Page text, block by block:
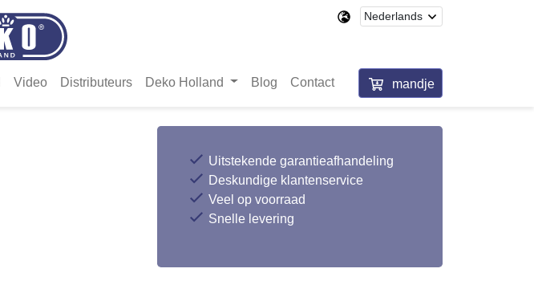
Video Distributeurs Deko Holland Blog Contact mandje
Uitstekende garantieafhandeling
Deskundige klantenservice
Veel op voorraad
Snelle levering